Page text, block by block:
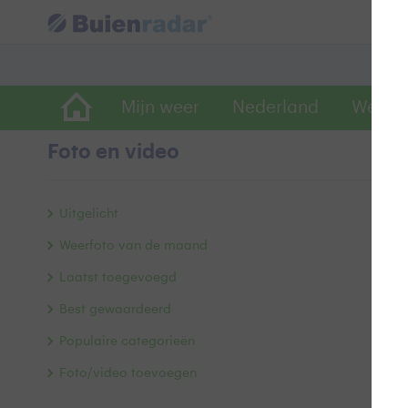
Mijn weer Nederland
Foto en video
Uitgelicht
Weerfoto van de maand
Laatst toegevoegd
Best gewaardeerd
Populaire categorieën
Foto/video toevoegen